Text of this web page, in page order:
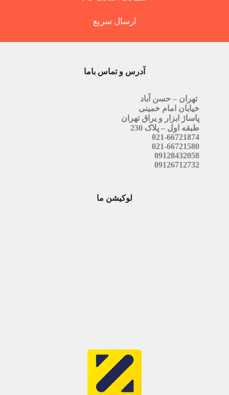
ارسال سریع
آدرس و تماس باما
تهران – حسن آباد
خیابان امام خمینی
پاساژ ابزار و یراق تهران
طبقه اول – پلاک 230
021-66721874
021-66721580
09128432058
09126712732
لوکیشن ما